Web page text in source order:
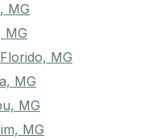
MG
MG
MG
MG
MG
MG